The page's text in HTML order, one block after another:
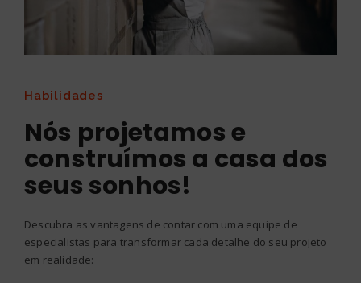
Habilidades
Nós projetamos e
construímos a casa dos
seus sonhos!
Descubra as vantagens de contar com uma equipe de
especialistas para transformar cada detalhe do seu projeto
em realidade: